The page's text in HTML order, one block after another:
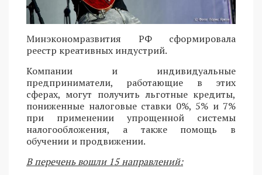
Минэкономразвития РФ сформировала
реестр креативных индустрий.
Компании и индивидуальные
предприниматели, работающие в этих
сферах, могут получить льготные кредиты,
пониженные налоговые ставки 0%, 5% и 7%
при применении упрощенной системы
налогообложения, а также помощь в
обучении и продвижении.
В перечень вошли 15 направлений: